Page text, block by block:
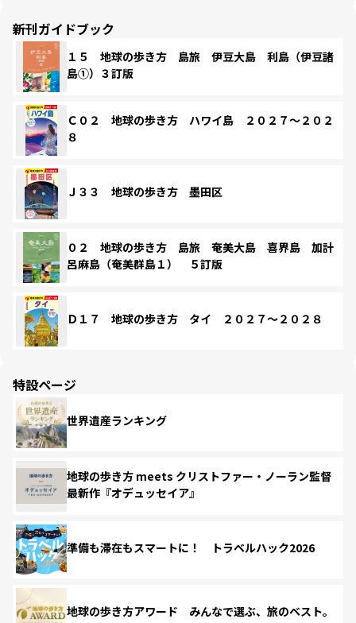
新刊ガイドブック
１５ 地球の歩き方 島旅 伊豆大島 利島（伊豆諸
島①）３訂版
Ｃ０２ 地球の歩き方 ハワイ島 ２０２７～２０２
８
Ｊ３３ 地球の歩き方 墨田区
０２ 地球の歩き方 島旅 奄美大島 喜界島 加計
呂麻島（奄美群島１） ５訂版
Ｄ１７ 地球の歩き方 タイ ２０２７～２０２８
特設ページ
世界遺産ランキング
地球の歩き方 meets クリストファー・ノーラン監督
最新作『オデュッセイア』
準備も滞在もスマートに！ トラベルハック2026
地球の歩き方アワード みんなで選ぶ、旅のベスト。